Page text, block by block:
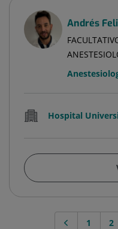
Andrés
Hospital
1 2